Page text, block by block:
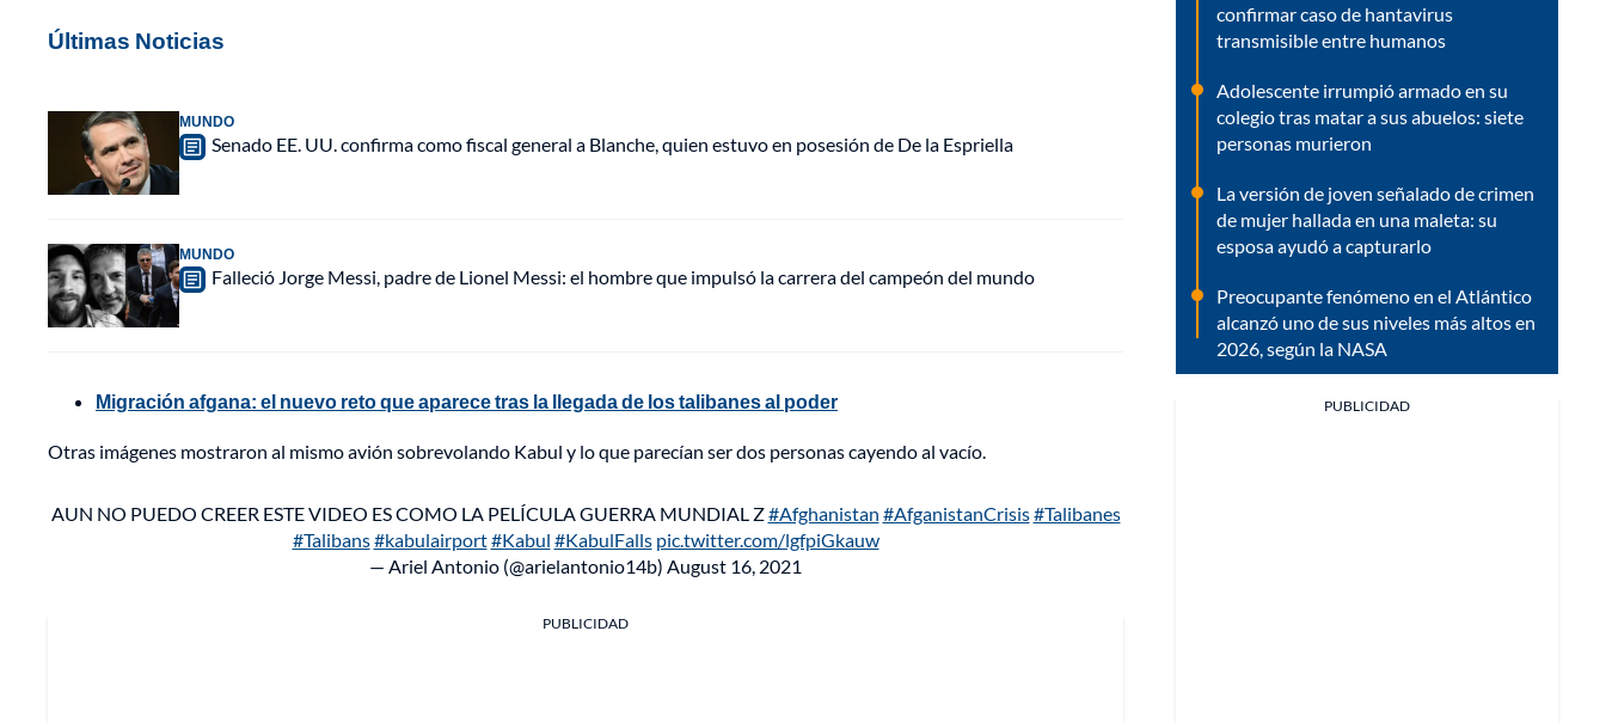
Últimas Noticias
MUNDO
Senado EE. UU. confirma como fiscal general a Blanche, quien estuvo en posesión de De la Espriella
MUNDO
Falleció Jorge Messi, padre de Lionel Messi: el hombre que impulsó la carrera del campeón del mundo
Migración afgana: el nuevo reto que aparece tras la llegada de los talibanes al poder
Otras imágenes mostraron al mismo avión sobrevolando Kabul y lo que parecían ser dos personas cayendo al vacío.
AUN NO PUEDO CREER ESTE VIDEO ES COMO LA PELÍCULA GUERRA MUNDIAL Z#Afghanistan #AfganistanCrisis#Talibanes
#Talibans#kabulairport#Kabul #KabulFalls pic.twitter.com/lgfpiGkauw
— Ariel Antonio (@arielantonio14b) August 16, 2021
PUBLICIDAD
confirmar caso de hantavirus
transmisible entre humanos
Adolescente irrumpió armado en su
colegio tras matar a sus abuelos: siete
personas murieron
La versión de joven señalado de crimen
de mujer hallada en una maleta: su
esposa ayudó a capturarlo
Preocupante fenómeno en el Atlántico
alcanzó uno de sus niveles más altos en
2026, según la NASA
PUBLICIDAD